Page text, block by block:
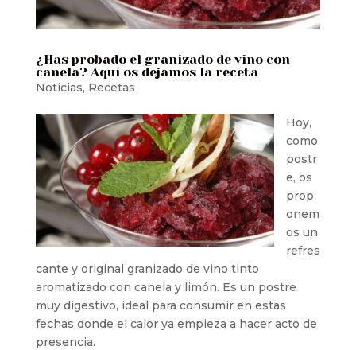
¿Has probado el granizado de vino con
canela? Aquí os dejamos la receta
Noticias, Recetas
Hoy,
como
postr
e, os
prop
onem
os un
refres
cante y original granizado de vino tinto
aromatizado con canela y limón. Es un postre
muy digestivo, ideal para consumir en estas
fechas donde el calor ya empieza a hacer acto de
presencia.